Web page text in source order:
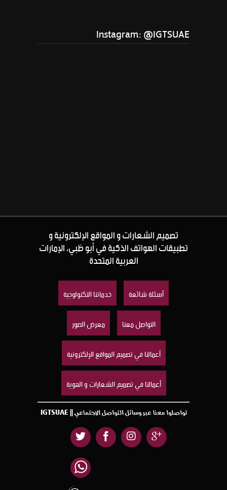
Instagram: @IGTSUAE
تصميم الشعارات و المواقع الإلكترونية و
تطبيقات الهواتف الذكية في أبو ظبي، الإمارات
العربية المتحدة
أسئلة شائعة خدماتنا التكنولوجية
التواصل معنا معرض الصور
أعمالنا في تصميم المواقع الإلكترونية
أعمالنا في تصميم الشعارات و الهوية
تواصلوا معنا عبر وسائل التواصل الاجتماعي || IGTSUAE